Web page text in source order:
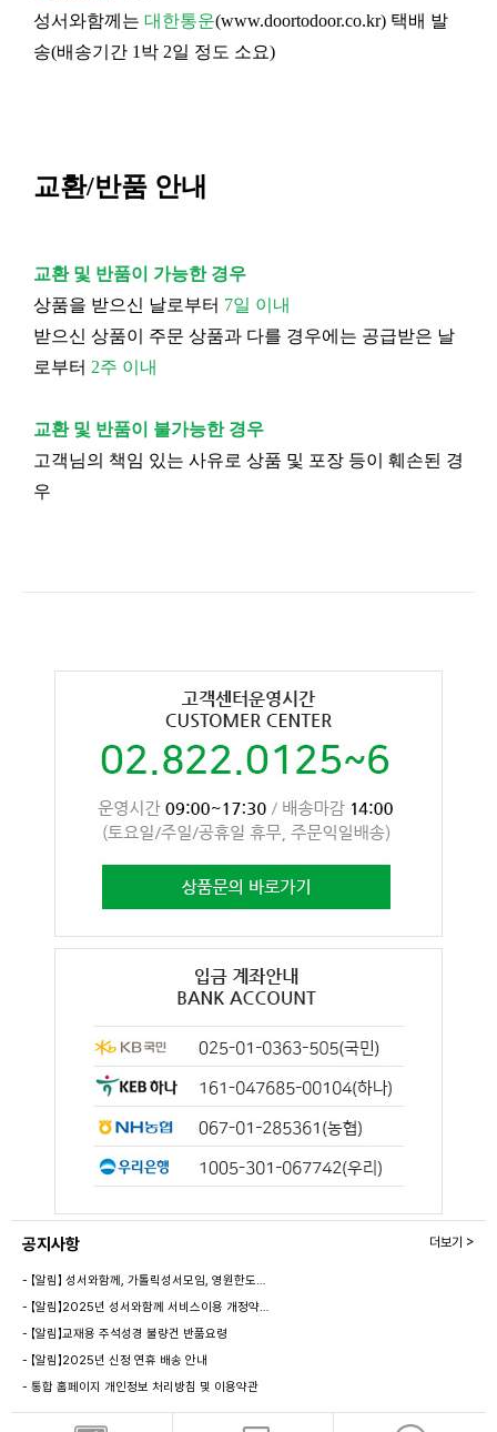
성서와함께는 대한통운(www.doortodoor.co.kr) 택배 발
송(배송기간 1박 2일 정도 소요)
교환/반품 안내
교환 및 반품이 가능한 경우
상품을 받으신 날로부터 7일 이내
받으신 상품이 주문 상품과 다를 경우에는 공급받은 날
로부터 2주 이내
교환 및 반품이 불가능한 경우
고객님의 책임 있는 사유로 상품 및 포장 등이 훼손된 경
우
공지사항
- 【알림】 성서와함께, 가톨릭성서모임, 영원한도…
- 【알림】2025년 성서와함께 서비스이용 개정약…
- 【알림】교재용 주석성경 불량건 반품요령
- 【알림】2025년 신정 연휴 배송 안내
- 통합 홈페이지 개인정보 처리방침 및 이용약관
더보기 >